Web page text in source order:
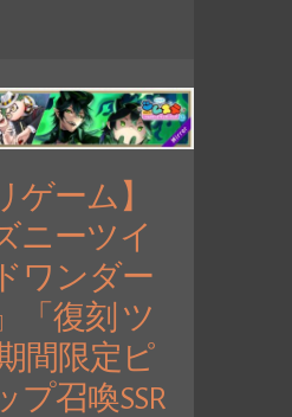
ゲーム】
ニーツイ
ワンダー
「復刻 ツ
間限定ピ
プ召喚SSR